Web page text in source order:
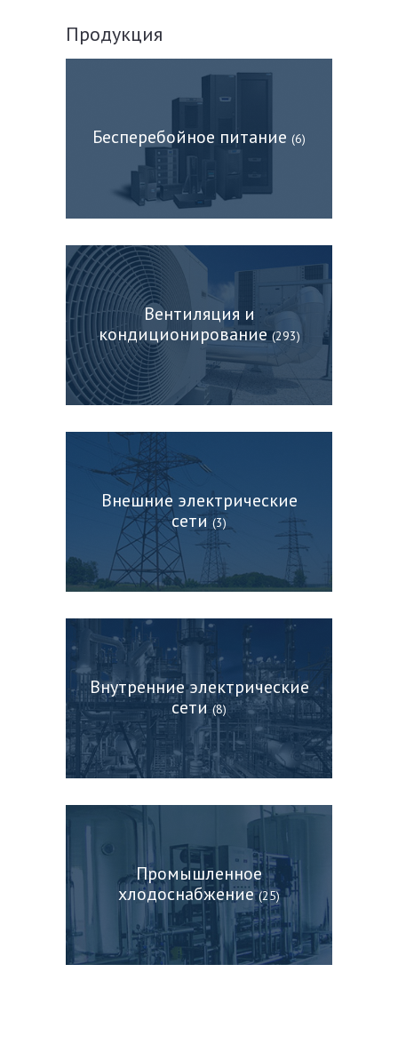
Продукция
Бесперебойное питание (6)
Вентиляция и
кондиционирование(293)
Внешние электрические
сети (3)
Внутренние электрические
сети(8)
Промышленное
хлодоснабжение(25)